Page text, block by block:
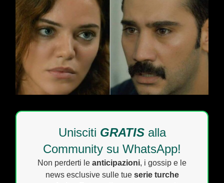
Unisciti GRATISalla
Community su WhatsApp!
Non perderti le anticipazioni, i gossip e le
news esclusive sulle tue serie turche